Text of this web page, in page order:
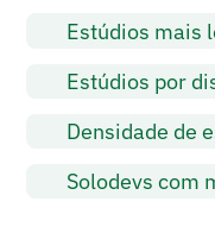
Estúdios mais
Estúdios por
Densidade de
Solodevs com